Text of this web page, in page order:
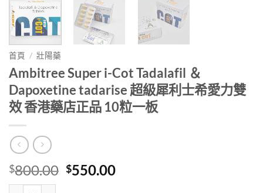
首頁 / 壯陽藥
Ambitree Super i-Cot Tadalafil ＆
Dapoxetine tadarise 超級犀利士希愛力雙
效 香港藥店正品 10粒一板
$800.00 Original
$550.00Current